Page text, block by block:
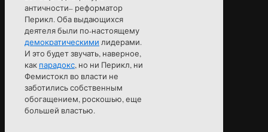
античности– реформатор
Перикл. Оба выдающихся
деятеля были по-настоящему
демократическими лидерами.
И это будет звучать, наверное,
как парадокс, но ни Перикл, ни
Фемистокл во власти не
заботились собственным
обогащением, роскошью, еще
большей властью.